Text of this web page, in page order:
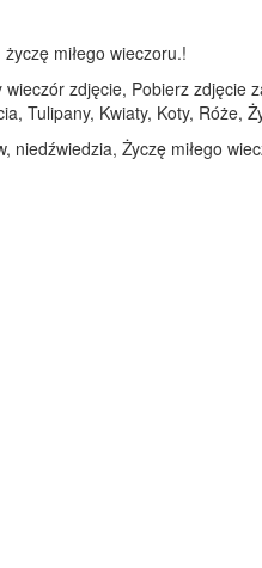
miłego wieczoru.!
zdjęcie, Pobierz zdjęcie
Tulipany, Kwiaty, Koty, Róże,
Życzę miłego